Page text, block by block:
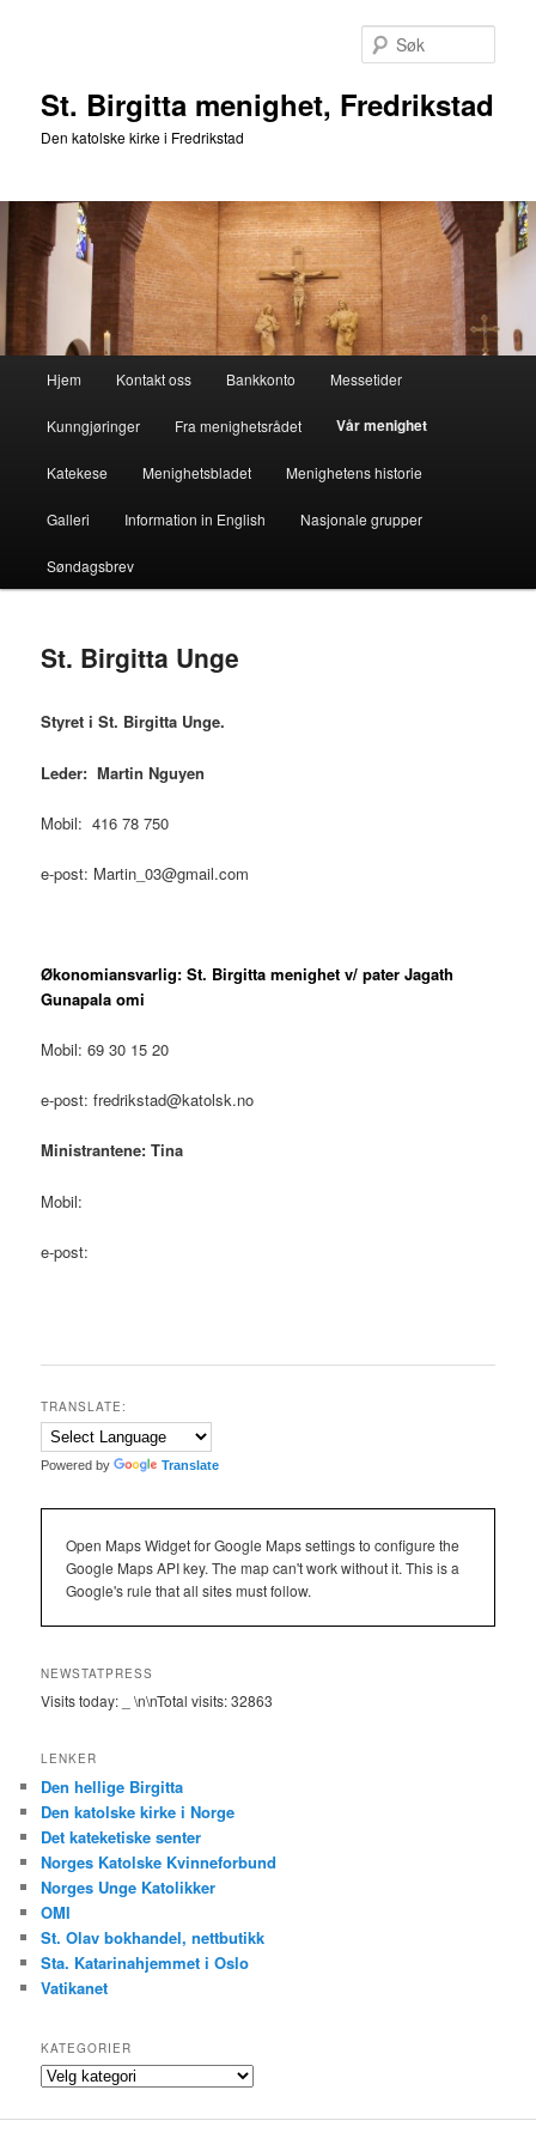
St. Birgitta menighet, Fredrikstad
Den katolske kirke i Fredrikstad
Hjem Kontakt oss Bankkonto Messetider
Kunngjøringer Fra menighetsrådet Vår menighet
Katekese Menighetsbladet Menighetens historie
Galleri Information in English Nasjonale grupper
Søndagsbrev
St. Birgitta Unge
Styret i St. Birgitta Unge.
Leder: Martin Nguyen
Mobil: 416 78 750
e-post: Martin_03@gmail.com
Økonomiansvarlig: St. Birgitta menighet v/ pater Jagath
Gunapala omi
Mobil: 69 30 15 20
e-post: fredrikstad@katolsk.no
Ministrantene: Tina
Mobil:
e-post:
TRANSLATE:
Powered by Translate
Open Maps Widget for Google Maps settings to configure the
Google Maps API key. The map can't work without it. This is a
Google's rule that all sites must follow.
NEWSTATPRESS
Visits today: \n\nTotal visits:32863
LENKER
Den hellige Birgitta
Den katolske kirke i Norge
Det kateketiske senter
Norges Katolske Kvinneforbund
Norges Unge Katolikker
OMI
St. Olav bokhandel, nettbutikk
Sta. Katarinahjemmet i Oslo
Vatikanet
KATEGORIER
Kategorier